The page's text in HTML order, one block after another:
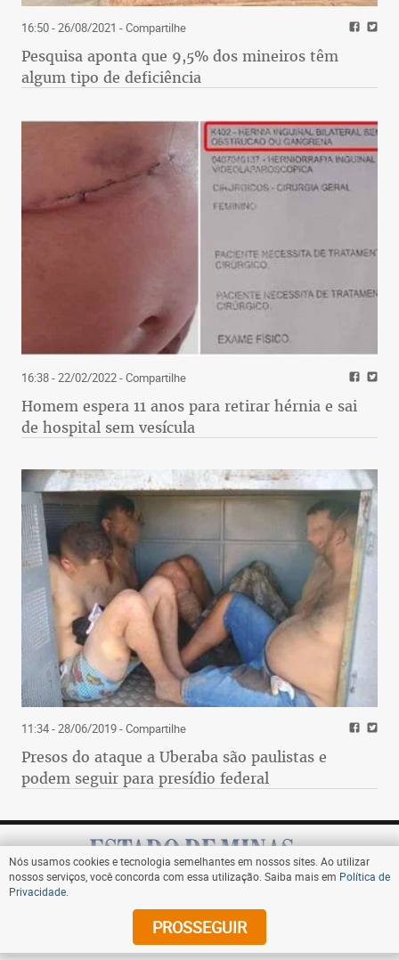
16:50 - 26/08/2021 - Compartilhe
Pesquisa aponta que 9,5% dos mineiros têm
algum tipo de deficiência
16:38 - 22/02/2022- Compartilhe
Homem espera 11 anos para retirar hérnia e sai
de hospital sem vesícula
11:34 - 28/06/2019- Compartilhe
Presos do ataque a Uberaba são paulistas e
podem seguir para presídio federal
Assine
Nós usamos cookies e tecnologia semelhantes em nossos sites. Ao utilizar
nossos serviços, você concorda com essa utilização. Saiba mais em Política de
Privacidade
PROSSEGUIR